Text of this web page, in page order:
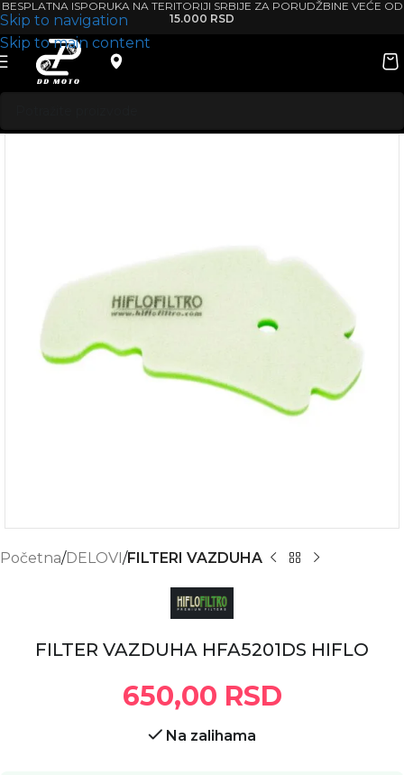
Skip to navigation
Skip to main content
BESPLATNA ISPORUKA NA TERITORIJI SRBIJE ZA PORUDŽBINE VEĆE OD
15.000 RSD
Početna DELOVI FILTERI VAZDUHA
FILTER VAZDUHA HFA5201DS HIFLO
650,00 RSD
Na zalihama